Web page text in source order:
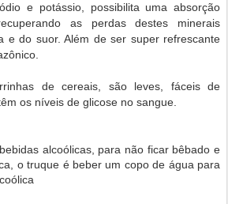
e potássio, possibilita uma absorção
as perdas destes minerais
e do suor. Além de ser super refrescante
de cereais, são leves, fáceis de
os níveis de glicose no sangue.
alcoólicas, para não ficar bêbado e
o truque é beber um copo de água para